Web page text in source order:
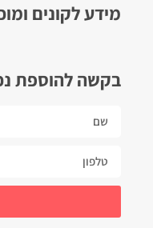
מידע לקונים
בקשה להוספת